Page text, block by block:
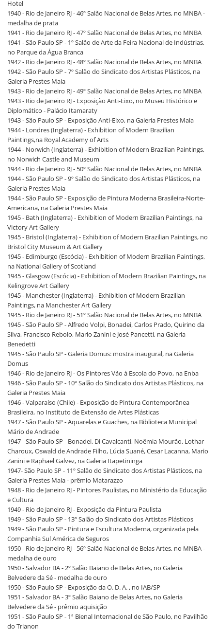
Hotel
1940 - Rio de Janeiro RJ - 46º Salão Nacional de Belas Artes, no MNBA -
medalha de prata
1941 - Rio de Janeiro RJ - 47º Salão Nacional de Belas Artes, no MNBA
1941 - São Paulo SP - 1º Salão de Arte da Feira Nacional de Indústrias,
no Parque da Água Branca
1942 - Rio de Janeiro RJ - 48º Salão Nacional de Belas Artes, no MNBA
1942 - São Paulo SP - 7º Salão do Sindicato dos Artistas Plásticos, na
Galeria Prestes Maia
1943 - Rio de Janeiro RJ - 49º Salão Nacional de Belas Artes, no MNBA
1943 - Rio de Janeiro RJ - Exposição Anti-Eixo, no Museu Histórico e
Diplomático - Palácio Itamaraty
1943 - São Paulo SP - Exposição Anti-Eixo, na Galeria Prestes Maia
1944 - Londres (Inglaterra) - Exhibition of Modern Brazilian
Paintings,na Royal Academy of Arts
1944 - Norwich (Inglaterra) - Exhibition of Modern Brazilian Paintings,
no Norwich Castle and Museum
1944 - Rio de Janeiro RJ - 50º Salão Nacional de Belas Artes, no MNBA
1944 - São Paulo SP - 9º Salão do Sindicato dos Artistas Plásticos, na
Galeria Prestes Maia
1944 - São Paulo SP - Exposição de Pintura Moderna Brasileira-Norte-
Americana, na Galeria Prestes Maia
1945 - Bath (Inglaterra) - Exhibition of Modern Brazilian Paintings, na
Victory Art Gallery
1945 - Bristol (Inglaterra) - Exhibition of Modern Brazilian Paintings, no
Bristol City Museum & Art Gallery
1945 - Edimburgo (Escócia) - Exhibition of Modern Brazilian Paintings,
na National Gallery of Scotland
1945 - Glasgow (Escócia) - Exhibition of Modern Brazilian Paintings, na
Kelingrove Art Gallery
1945 - Manchester (Inglaterra) - Exhibition of Modern Brazilian
Paintings, na Manchester Art Gallery
1945 - Rio de Janeiro RJ - 51º Salão Nacional de Belas Artes, no MNBA
1945 - São Paulo SP - Alfredo Volpi, Bonadei, Carlos Prado, Quirino da
Silva, Francisco Rebolo, Mario Zanini e José Pancetti, na Galeria
Benedetti
1945 - São Paulo SP - Galeria Domus: mostra inaugural, na Galeria
Domus
1946 - Rio de Janeiro RJ - Os Pintores Vão à Escola do Povo, na Enba
1946 - São Paulo SP - 10º Salão do Sindicato dos Artistas Plásticos, na
Galeria Prestes Maia
1946 - Valparaíso (Chile) - Exposição de Pintura Contemporânea
Brasileira, no Instituto de Extensão de Artes Plásticas
1947 - São Paulo SP - Aquarelas e Guaches, na Biblioteca Municipal
Mário de Andrade
1947 - São Paulo SP - Bonadei, Di Cavalcanti, Noêmia Mourão, Lothar
Charoux, Oswald de Andrade Filho, Lúcia Suané, Cesar Lacanna, Mario
Zanini e Raphael Galvez, na Galeria Itapetininga
1947- São Paulo SP - 11º Salão do Sindicato dos Artistas Plásticos, na
Galeria Prestes Maia - prêmio Matarazzo
1948 - Rio de Janeiro RJ - Pintores Paulistas, no Ministério da Educação
e Cultura
1949 - Rio de Janeiro RJ - Exposição da Pintura Paulista
1949 - São Paulo SP - 13º Salão do Sindicato dos Artistas Plásticos
1949 - São Paulo SP - Pintura e Escultura Moderna, organizada pela
Companhia Sul América de Seguros
1950 - Rio de Janeiro RJ - 56º Salão Nacional de Belas Artes, no MNBA -
medalha de ouro
1950 - Salvador BA - 2º Salão Baiano de Belas Artes, no Galeria
Belvedere da Sé - medalha de ouro
1950 - São Paulo SP - Exposição da O. D. A. , no IAB/SP
1951 - Salvador BA - 3º Salão Baiano de Belas Artes, no Galeria
Belvedere da Sé - prêmio aquisição
1951 - São Paulo SP - 1ª Bienal Internacional de São Paulo, no Pavilhão
do Trianon